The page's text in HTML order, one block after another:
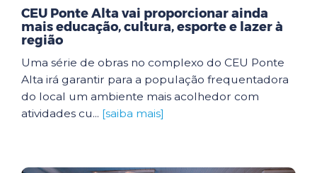
CEU Ponte Alta vai proporcionar ainda
mais educação, cultura, esporte e lazer à
região
Uma série de obras no complexo do CEU Ponte
Alta irá garantir para a população frequentadora
do local um ambiente mais acolhedor com
atividades cu... [saiba mais]